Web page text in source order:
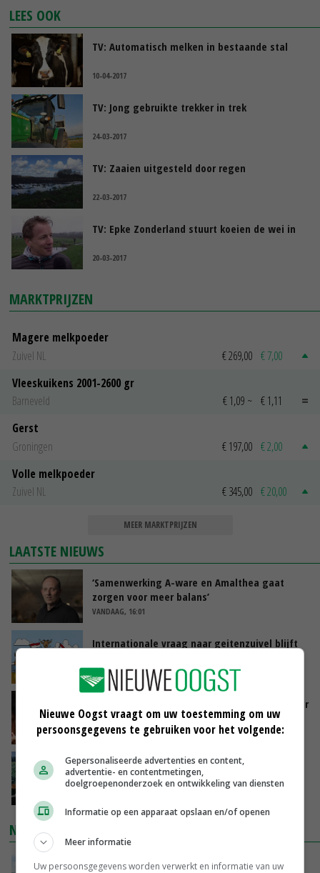
LEES OOK
TV: Automatisch melken in bestaande stal
10-04-2017
TV: Jong gebruikte trekker in trek
24-03-2017
TV: Zaaien uitgesteld door regen
22-03-2017
TV: Epke Zonderland stuurt koeien de wei in
20-03-2017
MARKTPRIJZEN
Magere melkpoeder
Zuivel NL
€ 269,00 € 7,00
Vleeskuikens 2001-2600 gr
Barneveld
€ 1,09 ~ € 1,11
Gerst
Groningen
€ 197,00 € 2,00
Volle melkpoeder
Zuivel NL
€ 345,00 € 20,00
MEER MARKTPRIJZEN
LAATSTE NIEUWS
‘Samenwerking A-ware en Amalthea gaat
zorgen voor meer balans’
VANDAAG, 16:01
Internationale vraag naar geitenzuivel blijft
VANDAAG, 15:33
Vlaamse varkensstapel krimpt, pluimveesector
groeit door schaalvergroting
VANDAAG, 15:20
‘Cijfer jezelf niet weg en doe vooral ook waar
je gelukkig van wordt’
NIEUWSTE VIDEO'S
POAH!: John Deere 7730
Nieuwe Oogst vraagt om uw toestemming om uw
persoonsgegevens te gebruiken voor het volgende:
Gepersonaliseerde advertenties en content,
advertentie- en contentmetingen,
doelgroepenonderzoek en ontwikkeling van diensten
Informatie op een apparaat opslaan en/of openen
Meer informatie
Uw persoonsgegevens worden verwerkt en informatie van uw